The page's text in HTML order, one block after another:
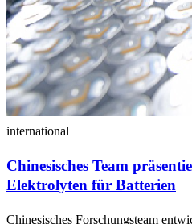
international
Chinesisches Team
Elektrolyten für Batterien
Chinesisches Forschungsteam